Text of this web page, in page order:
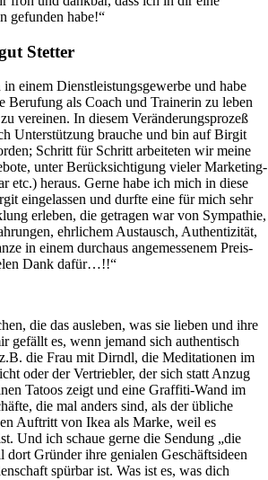
gefunden habe!“
Stetter
einem Dienstleistungsgewerbe und habe
Berufung als Coach und Trainerin zu leben
vereinen. In diesem Veränderungsprozeß
Unterstützung brauche und bin auf Birgit
Schritt für Schritt arbeiteten wir meine
unter Berücksichtigung vieler Marketing-
etc.) heraus. Gerne habe ich mich in diese
eingelassen und durfte eine für mich sehr
erleben, die getragen war von Sympathie,
ehrlichem Austausch, Authentizität,
in einem durchaus angemessenem Preis-
Dank dafür…!!“
die das ausleben, was sie lieben und ihre
gefällt es, wenn jemand sich authentisch
die Frau mit Dirndl, die Meditationen im
oder der Vertriebler, der sich statt Anzug
Tatoos zeigt und eine Graffiti-Wand im
die mal anders sind, als der übliche
Auftritt von Ikea als Marke, weil es
Und ich schaue gerne die Sendung „die
Gründer ihre genialen Geschäftsideen
spürbar ist. Was ist es, was dich